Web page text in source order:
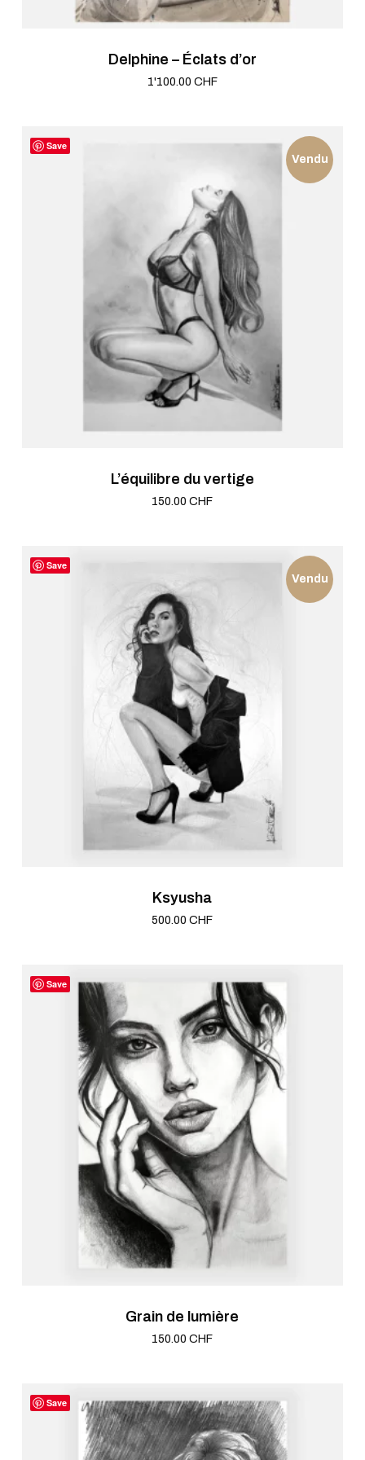
Delphine – Éclats d’or
1'100.00 CHF
Save
Vendu
L’équilibre du vertige
150.00CHF
Save
Vendu
Ksyusha
500.00CHF
Save
Grain de lumière
150.00CHF
Save